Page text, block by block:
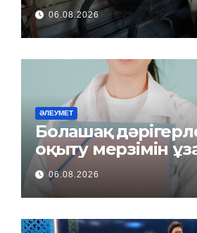
06.08.2026
ӘЛЕУМЕТ
Болашақ
оқыту мерзімін
керек пе?
06.08.2026